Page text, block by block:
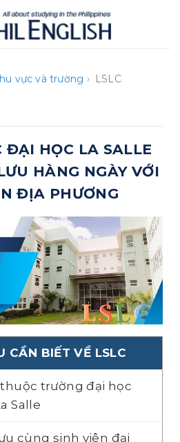
vực và trường › LSLC
ĐẠI HỌC LA SALLE
HÀNG NGÀY VỚI
ĐỊA PHƯƠNG
CẦN BIẾT VỀ LSLC
trường đại học
Salle
cùng sinh viên đại